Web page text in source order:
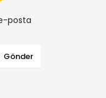
posta
Gönder